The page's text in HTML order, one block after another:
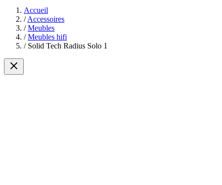
Accueil
/ Accessoires
/ Meubles
/ Meubles hifi
/ Solid Tech Radius Solo 1